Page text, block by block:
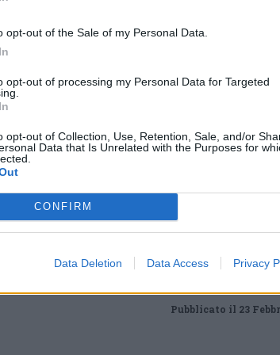
opt-out of the Sale of my Personal Data.
opt-out of processing my Personal Data for Targeted
opt-out of Collection, Use, Retention, Sale, and/or
Data that Is Unrelated with the Purposes for
CONFIRM
Data Deletion Data Access Privacy
di alti paesi suggeriti dai loro
Tutti gli
a cuore l'informazione del nostro territorio e
prima linea per informarvi con attenzione.
Pubblicato il 23